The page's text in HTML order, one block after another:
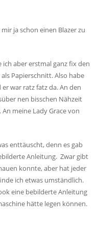
ja schon einen Blazer zu
ich aber erstmal ganz fix den
Papierschnitt. Also habe
war ratz fatz da. An den
nen bisschen Nähzeit
meine Lady Grace von
enttäuscht, denn es gab
Anleitung. Zwar gibt
konnte, aber hat jeder
ich etwas umständlich.
eine bebilderte Anleitung
hätte legen können.